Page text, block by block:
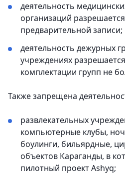
деятельность
организаций
предварительной записи;
деятельность дежурных
учреждениях
комплектации групп не
Также запрещена
развлекательных
компьютерные клубы,
боулинги, бильярдные,
объектов Караганды, в
пилотный проект Ashyq;